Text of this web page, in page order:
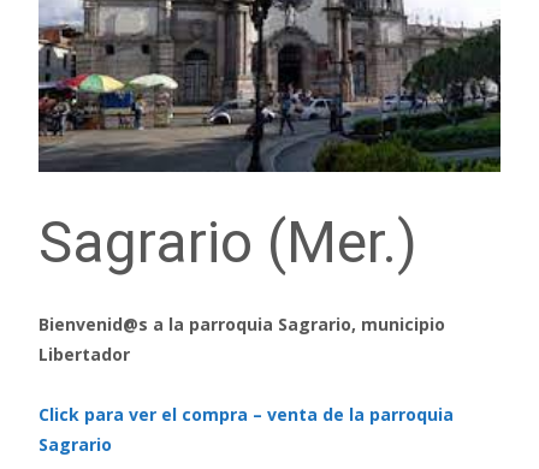
Sagrario (Mer.)
Bienvenid@s a la parroquia Sagrario, municipio
Libertador
Click para ver el compra – venta de la parroquia
Sagrario